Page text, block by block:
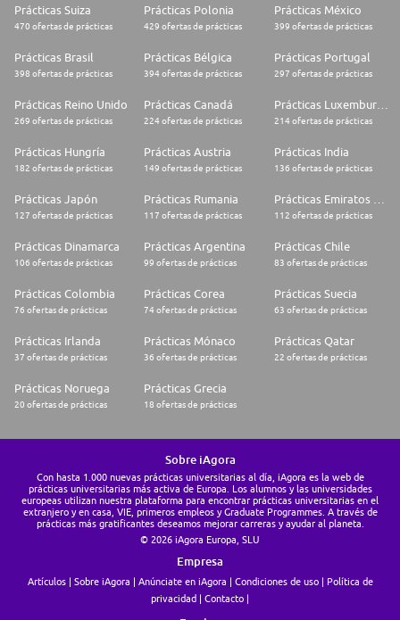
Prácticas Suiza
470 ofertas de prácticas
Prácticas Polonia
429 ofertas de prácticas
Prácticas México
399 ofertas de prácticas
Prácticas Brasil
398 ofertas de prácticas
Prácticas Bélgica
394 ofertas de prácticas
Prácticas Portugal
297 ofertas de prácticas
Prácticas Reino Unido
269 ofertas de prácticas
Prácticas Canadá
224 ofertas de prácticas
Prácticas Luxemburgo
214 ofertas de prácticas
Prácticas Hungría
182 ofertas de prácticas
Prácticas Austria
149 ofertas de prácticas
Prácticas India
136 ofertas de prácticas
Prácticas Japón
127 ofertas de prácticas
Prácticas Rumania
117 ofertas de prácticas 112 ofertas de prácticas
Prácticas Dinamarca
106 ofertas de prácticas
Prácticas Argentina
99 ofertas de prácticas
Prácticas Chile
83 ofertas de prácticas
Prácticas Colombia
76 ofertas de prácticas
Prácticas Corea
74 ofertas de prácticas
Prácticas Suecia
63 ofertas de prácticas
Prácticas Irlanda
37 ofertas de prácticas
Prácticas Mónaco
36 ofertas de prácticas
Prácticas Qatar
22 ofertas de prácticas
Prácticas Noruega
20 ofertas de prácticas
Prácticas Grecia
18 ofertas de prácticas
Sobre iAgora
Con hasta 1.000 nuevas prácticas universitarias al día, iAgora es la web de
prácticas universitarias más activa de Europa. Los alumnos y las universidades
europeas utilizan nuestra plataforma para encontrar prácticas universitarias en el
extranjero y en casa, VIE, primeros empleos y Graduate Programmes. A través de
prácticas más gratificantes deseamos mejorar carreras y ayudar al planeta.
© 2026 iAgora Europa, SLU
Empresa
Artículos Sobre iAgora Anúnciate en iAgora Condiciones de uso
Política de
privacidad
Contacto